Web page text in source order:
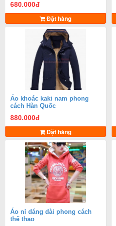
680.000đ
Đặt hàng
Áo khoác kaki nam phong
cách Hàn Quốc
880.000đ
Đặt hàng
Áo nỉ dáng dài phong cách
thể thao